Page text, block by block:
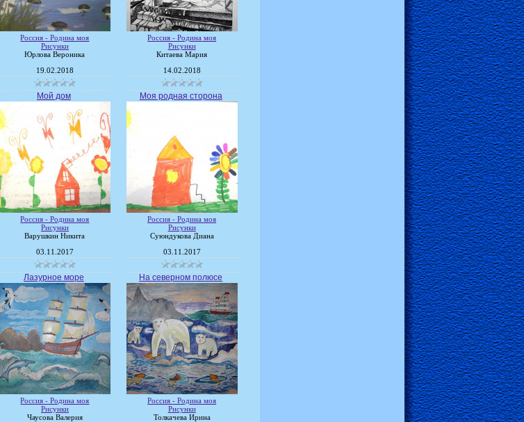
Россия - Родина моя
Рисунки
Юрлова Вероника
19.02.2018
Россия - Родина моя
Рисунки
Китаева Мария
14.02.2018
Мой дом
Россия - Родина моя
Рисунки
Варушкин Никита
03.11.2017
Моя родная сторона
Россия - Родина моя
Рисунки
Суюндукова Диана
03.11.2017
Лазурное море
Россия - Родина моя
Рисунки
Чаусова Валерия
На северном полюсе
Россия - Родина моя
Рисунки
Толкачева Ирина